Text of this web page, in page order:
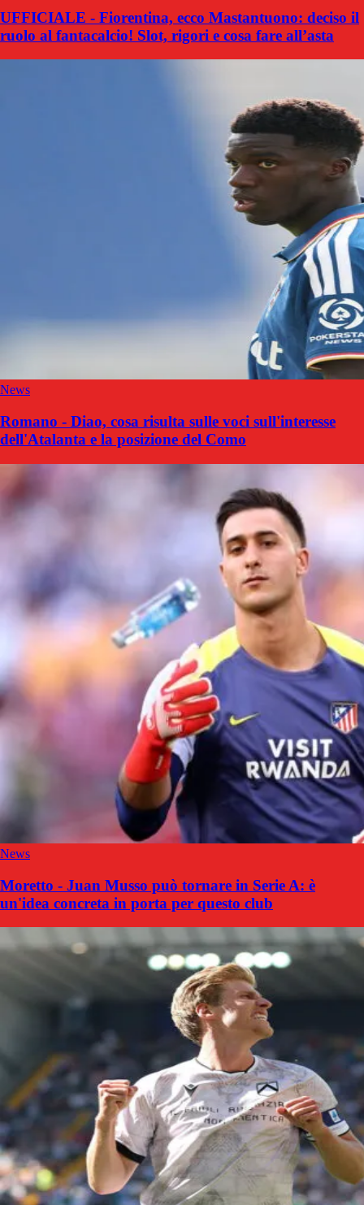
UFFICIALE - Fiorentina, ecco Mastantuono: deciso il
ruolo al fantacalcio! Slot, rigori e cosa fare all’asta
News
Romano - Diao, cosa risulta sulle voci sull'interesse
dell'Atalanta e la posizione del Como
News
Moretto - Juan Musso può tornare in Serie A: è
un'idea concreta in porta per questo club